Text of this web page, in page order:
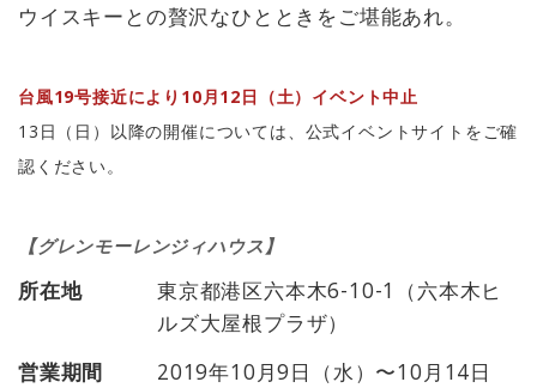
ウイスキーとの贅沢なひとときをご堪能あれ。
台風19号接近により10月12日（土）イベント中止
13日（日）以降の開催については、公式イベントサイトをご確
認ください。
所在地
東京都港区六本木6-10-1（六本木ヒ
ルズ大屋根プラザ）
営業期間
2019年10月9日（水）〜10月14日
【グレンモーレンジィハウス】